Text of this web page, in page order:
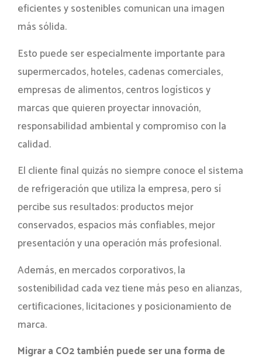
eficientes y sostenibles comunican una imagen
más sólida.
Esto puede ser especialmente importante para
supermercados, hoteles, cadenas comerciales,
empresas de alimentos, centros logísticos y
marcas que quieren proyectar innovación,
responsabilidad ambiental y compromiso con la
calidad.
El cliente final quizás no siempre conoce el sistema
de refrigeración que utiliza la empresa, pero sí
percibe sus resultados: productos mejor
conservados, espacios más confiables, mejor
presentación y una operación más profesional.
Además, en mercados corporativos, la
sostenibilidad cada vez tiene más peso en alianzas,
certificaciones, licitaciones y posicionamiento de
marca.
Migrar a CO2 también puede ser una forma de